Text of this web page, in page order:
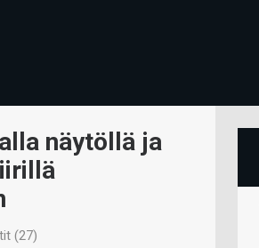
näytöllä ja
(27)